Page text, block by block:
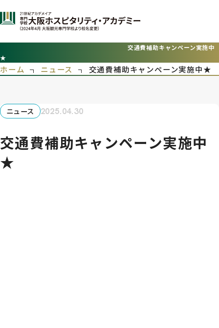
交通費補助キャンペーン実施中
ホーム ニュース
ニュース 2025.04.30
交通費補助キャンペーン実施中
★